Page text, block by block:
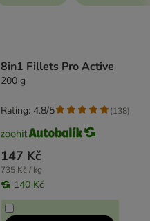
8in1 Fillets Pro Active
200 g
147 Kč
735 Kč / kg
140 Kč
Rating: 4.8/5 (138)